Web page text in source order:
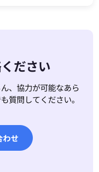
ださい
、協力が可能なあら
質問してください。
わせ